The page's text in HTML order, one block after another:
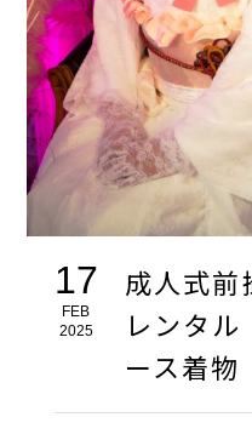
17
FEB
2025
成人式
レンタ
ース着物